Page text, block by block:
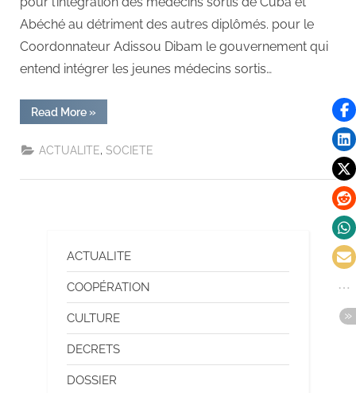
Abéché au détriment des autres diplômés. pour le
Coordonnateur Adissou Dibam le gouvernement qui
entend intégrer les jeunes médecins sortis…
Read More »
ACTUALITE SOCIETE
ACTUALITE
COOPÉRATION
CULTURE
DECRETS
DOSSIER